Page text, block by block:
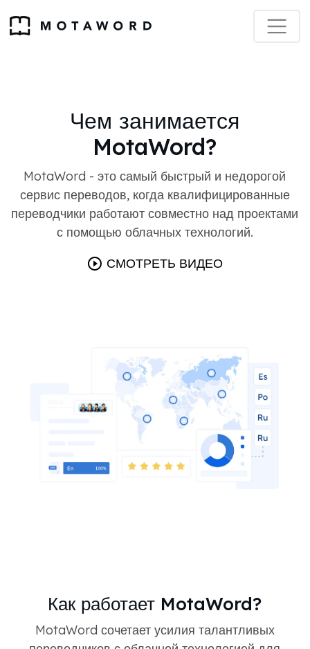
Чем занимается
MotaWord?
MotaWord - это самый быстрый и недорогой
сервис переводов, когда квалифицированные
переводчики работают совместно над проектами
с помощью облачных технологий.
СМОТРЕТЬ ВИДЕО
Как работает MotaWord?
MotaWord сочетает усилия талантливых